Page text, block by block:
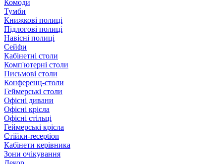
Комоди
Тумби
Книжкові полиці
Підлогові полиці
Навісні полиці
Сейфи
Кабінетні столи
Комп'ютерні столи
Письмові столи
Конференц-столи
Геймерські столи
Офісні дивани
Офісні крісла
Офісні стільці
Геймерські крісла
Стійки-reception
Кабінети керівника
Зони очікування